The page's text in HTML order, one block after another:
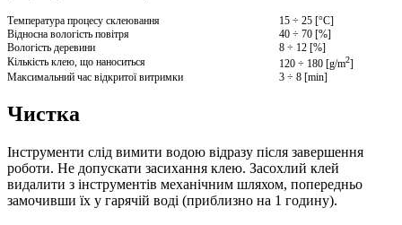
Температура процесу склеювання
15 ÷ 25 [°C]
Відносна вологість повітря
40 ÷ 70 [%]
Вологість деревини
8 ÷ 12 [%]
Кількість клею, що наноситься
120 ÷ 180 [g/m2]
Максимальний час відкритої витримки
3 ÷ 8 [min]
Чистка
Інструменти слід вимити водою відразу після завершення
роботи. Не допускати засихання клею. Засохлий клей
видалити з інструментів механічним шляхом, попередньо
замочивши їх у гарячій воді (приблизно на 1 годину).